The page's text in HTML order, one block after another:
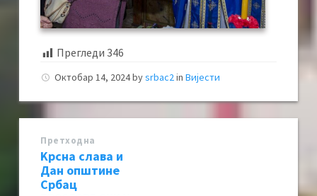
Прегледи 346
Октобар 14, 2024bysrbac2 in Вијести
Претходна
Kрсна слава и
Дан општине
Србац